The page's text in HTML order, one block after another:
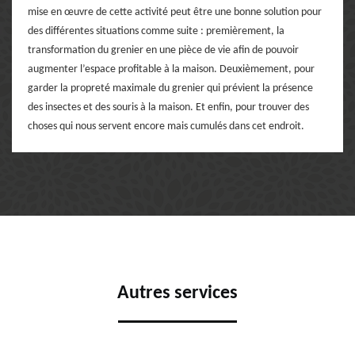
mise en œuvre de cette activité peut être une bonne solution pour
des différentes situations comme suite : premièrement, la
transformation du grenier en une pièce de vie afin de pouvoir
augmenter l’espace profitable à la maison. Deuxièmement, pour
garder la propreté maximale du grenier qui prévient la présence
des insectes et des souris à la maison. Et enfin, pour trouver des
choses qui nous servent encore mais cumulés dans cet endroit.
Autres services